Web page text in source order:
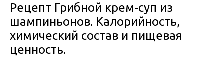
Рецепт Грибной крем-суп из
шампиньонов. Калорийность,
химический состав и пищевая
ценность.